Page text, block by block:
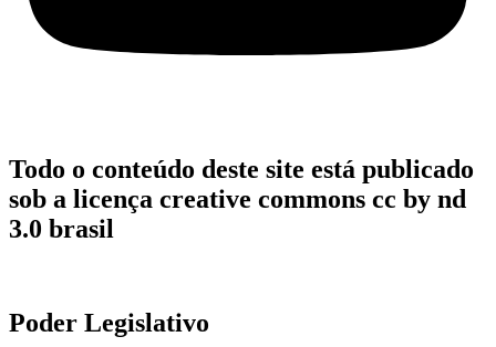
Todo o conteúdo deste site está publicado
sob a licença creative commons cc by nd
3.0 brasil
Poder Legislativo